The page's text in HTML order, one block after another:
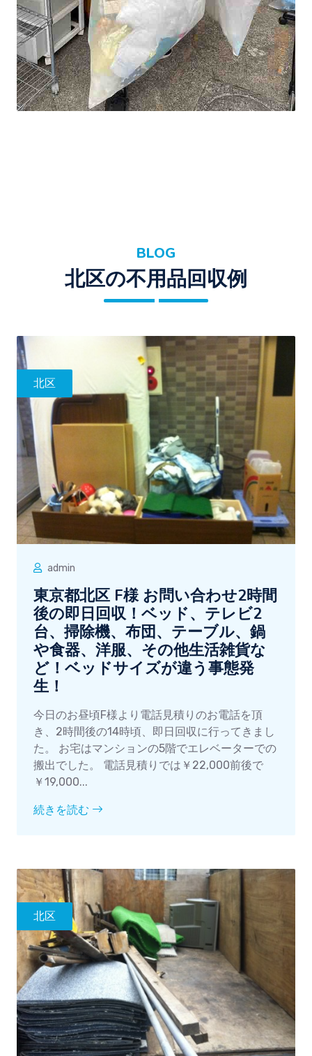
BLOG
北区の不用品回収例
北区
admin
東京都北区 F様 お問い合わせ2時間
後の即日回収！ベッド、テレビ2
台、掃除機、布団、テーブル、鍋
や食器、洋服、その他生活雑貨な
ど！ベッドサイズが違う事態発
生！
今日のお昼頃F様より電話見積りのお電話を頂
き、2時間後の14時頃、即日回収に行ってきまし
た。 お宅はマンションの5階でエレベーターでの
搬出でした。 電話見積りでは￥22,000前後で
￥19,000...
続きを読む
北区